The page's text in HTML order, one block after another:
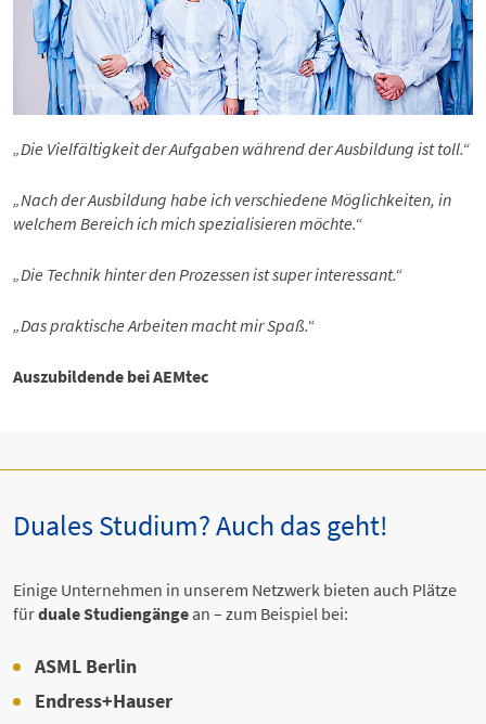
„Die Vielfältigkeit der Aufgaben während der Ausbildung ist toll.“
„Nach der Ausbildung habe ich verschiedene Möglichkeiten, in
welchem Bereich ich mich spezialisieren möchte.“
„Die Technik hinter den Prozessen ist super interessant.“
„Das praktische Arbeiten macht mir Spaß.“
Auszubildende bei AEMtec
Duales Studium? Auch das geht!
Einige Unternehmen in unserem Netzwerk bieten auch Plätze
fürduale Studiengänge an – zum Beispiel bei:
ASML Berlin
Endress+Hauser